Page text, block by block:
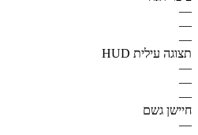
—
—
—
תצוגה עילית HUD
—
—
—
חיישן גשם
—